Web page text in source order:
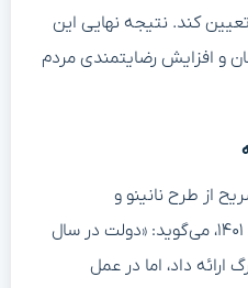
کند. نتیجه نهایی این
و افزایش رضایتمندی مردم
از طرح نانینو و
هوشمندسازی اجرا شده از سال ۱۴۰۱، می‌گوید: «دولت در سال
ارائه داد، اما در عمل